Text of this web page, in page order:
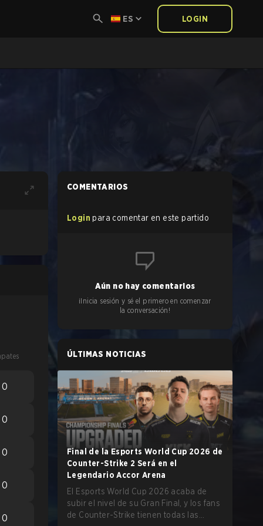
ES LOGIN
0
0
0
0
0
COMENTARIOS
Login para comentar en este partido
Aún no hay comentarios
¡Inicia sesión y sé el primero en comenzar
la conversación!
ÚLTIMAS NOTICIAS
Final de la Esports World Cup 2026 de
Counter-Strike 2 Será en el
Legendario Accor Arena
El Esports World Cup 2026 acaba de
subir el nivel de su Gran Final, y los fans
de Counter-Strike tienen todas las